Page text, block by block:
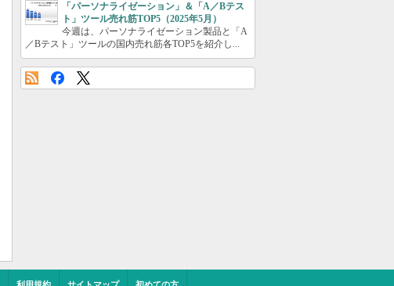
「パーソナライゼーション」＆「A／Bテス
ト」ツール売れ筋TOP5（2025年5月）
今週は、パーソナライゼーション製品と「A
／Bテスト」ツールの国内売れ筋各TOP5を紹介し...